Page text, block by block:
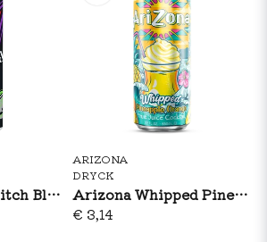
Mountain Dew Pitch Black 330ml
ARIZONA
DRYCK
Arizona Whipped Pineapple Orange 650ml
€ 3,14